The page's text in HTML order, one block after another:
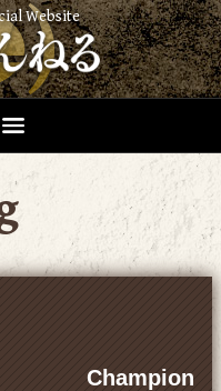
Website
Champion